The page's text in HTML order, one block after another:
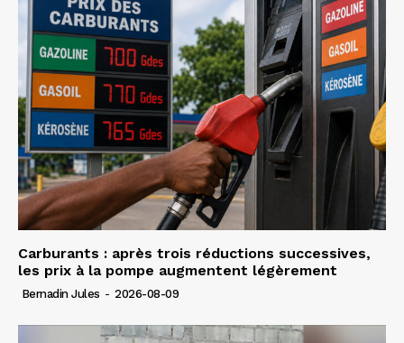
Carburants : après trois réductions successives,
les prix à la pompe augmentent légèrement
Bernadin Jules - 2026-08-09